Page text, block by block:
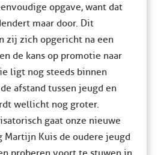
opgave, want dat
maar door. Dit
zij zich opgericht na een
de kans op promotie naar
ligt nog steeds binnen
afstand tussen jeugd en
wellicht nog groter.
gaat onze nieuwe
Martijn Kuis de oudere jeugd